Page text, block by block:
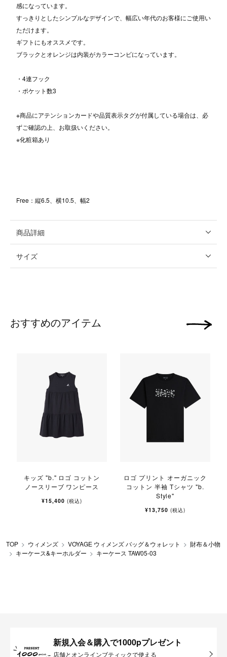
感になっています。
すっきりとしたシンプルなデザインで、幅広い年代のお客様にご使用い
ただけます。
ギフトにもオススメです。
ブラックとオレンジは内装がカラーコンビになっています。
・4連フック
・ポケット数3
※商品にアテンションカードや品質表示タグが付属している場合は、必
ずご確認の上、お取扱いください。
※化粧箱あり
Free：縦6.5、横10.5、幅2
商品詳細
サイズ
おすすめのアイテム
キッズ "b." ロゴ コットン
ノースリーブ ワンピース
¥15,400 (税込)
ロゴ プリント オーガニック
コットン 半袖 Tシャツ "b.
Style"
¥13,750 (税込)
次の画像
TOP ウィメンズ VOYAGE ウィメンズ バッグ＆ウォレット
財布＆小物
キーケース&キーホルダー
キーケース TAW05-03
新規入会＆購入で1000pプレゼント
店舗とオンラインブティックで使える